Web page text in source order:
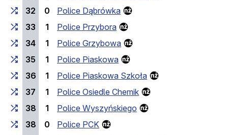
32
0
Police Dąbrówka
33
1
Police Przybora
34
1
Police Grzybowa
35
1
Police Piaskowa
36
1
Police Piaskowa Szkoła
37
1
Police Osiedle Chemik
38
1
Police Wyszyńskiego
38
0
Police PCK